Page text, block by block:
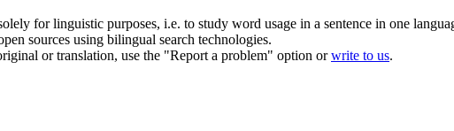
for linguistic purposes, i.e. to study word usage in a sentence in one
sources using bilingual search technologies.
or translation, use the "Report a problem" option orwrite to us.